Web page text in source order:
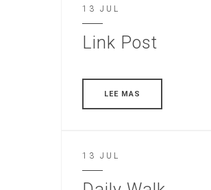
13 JUL
Link Post
LEE MAS
13 JUL